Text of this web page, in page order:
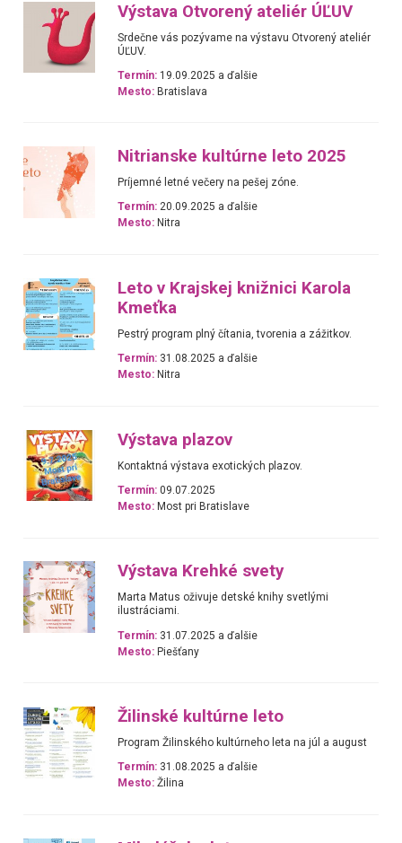
Výstava Otvorený ateliér ÚĽUV
Srdečne vás pozývame na výstavu Otvorený ateliér
ÚĽUV.
Termín: 19.09.2025 a ďalšie
Mesto: Bratislava
Nitrianske kultúrne leto 2025
Príjemné letné večery na pešej zóne.
Termín: 20.09.2025 a ďalšie
Mesto: Nitra
Leto v Krajskej knižnici Karola
Kmeťka
Pestrý program plný čítania, tvorenia a zážitkov.
Termín: 31.08.2025 a ďalšie
Mesto: Nitra
Výstava plazov
Kontaktná výstava exotických plazov.
Termín: 09.07.2025
Mesto: Most pri Bratislave
Výstava Krehké svety
Marta Matus oživuje detské knihy svetlými
ilustráciami.
Termín: 31.07.2025 a ďalšie
Mesto: Piešťany
Žilinské kultúrne leto
Program Žilinského kultúrneho leta na júl a august
Termín: 31.08.2025 a ďalšie
Mesto: Žilina